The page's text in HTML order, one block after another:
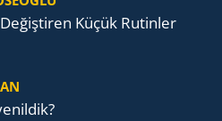
De­ğiş­ti­ren Küçük Ru­tin­ler